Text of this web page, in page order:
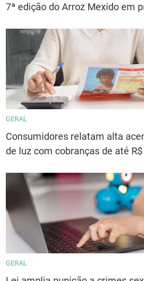
7ª edição do Arroz Mexido em
GERAL
Consumidores relatam alta
de luz com cobranças de até
GERAL